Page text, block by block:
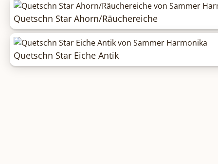
Quetschn Star Ahorn/Räuchereiche
Quetschn Star Eiche Antik